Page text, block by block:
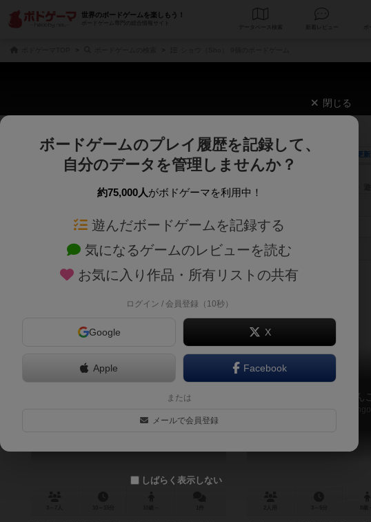
世界のボードゲームを楽しもう！
ボードゲーム専門の総合情報サイト
データベース
じっくり表示 更
商品名、商品説明文、デザイナー名、テーマ名、メカニクス名を対象にフリーワード検索ができ
ゲームデザイナー名を指定して検索できます。
ゲームデザイナー
対象年齢を指定します。 世界観や登場人物などモチーフ
テーマ/フレーバー
達筆すぎて分かりません！
6.1
さくらだん
Sakura dango
閉じる
ボードゲームのプレイ履歴を記録して、
自分のデータを管理しませんか？
約75,000人がボドゲーマを利用中！
遊んだボードゲームを記録する
気になるゲームのレビューを読む
お気に入り作品・所有リストの共有
ログイン / 会員登録（10秒）
Google X
Apple Facebook
または
メールで会員登録
しばらく表示しない